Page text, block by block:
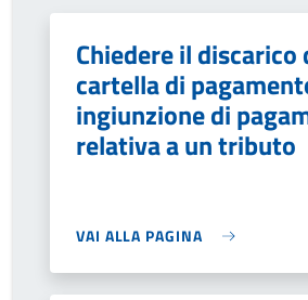
Chiedere il discarico
cartella di
ingiunzione di
relativa a un tributo
VAI ALLA PAGINA